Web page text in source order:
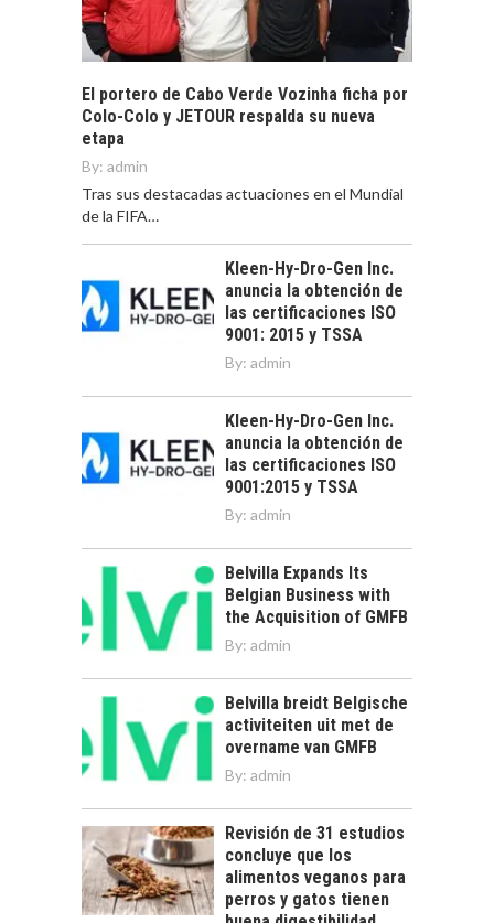
El portero de Cabo Verde Vozinha ficha por
Colo-Colo y JETOUR respalda su nueva
etapa
By: admin
Tras sus destacadas actuaciones en el Mundial
de la FIFA…
Kleen-Hy-Dro-Gen Inc.
anuncia la obtención de
las certificaciones ISO
9001: 2015 y TSSA
By: admin
Kleen-Hy-Dro-Gen Inc.
anuncia la obtención de
las certificaciones ISO
9001:2015 y TSSA
By: admin
Belvilla Expands Its
Belgian Business with
the Acquisition of GMFB
By: admin
Belvilla breidt Belgische
activiteiten uit met de
overname van GMFB
By: admin
Revisión de 31 estudios
concluye que los
alimentos veganos para
perros y gatos tienen